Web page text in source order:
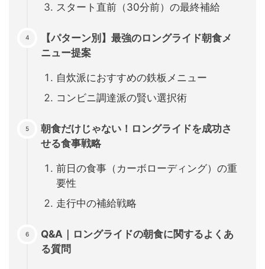
スタート直前（30分前）の最終補給
【パターン別】最強のロングライド朝食メ
ニュー提案
自炊派におすすめの鉄板メニュー
コンビニ調達派の賢い選択術
朝食だけじゃない！ロングライドを成功さ
せる食事戦略
前日の食事（カーボローディング）の重
要性
走行中の補給戦略
Q&A｜ロングライドの朝食に関するよくあ
る質問